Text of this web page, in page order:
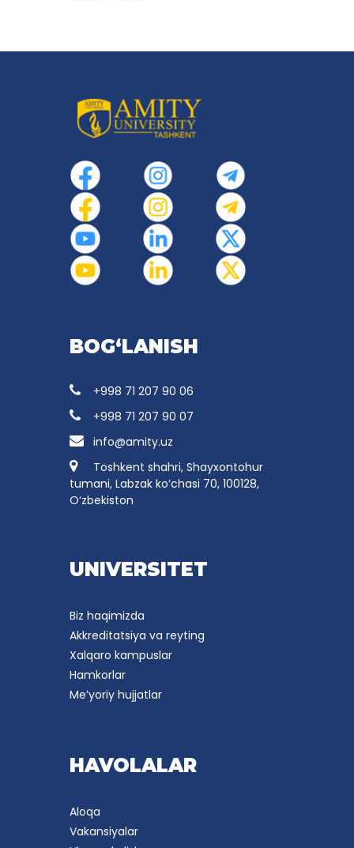
BOG‘LANISH
+998 71 207 90 06
+998 71 207 90 07
info@amity.uz
Toshkent shahri, Shayxontohur
tumani, Labzak ko‘chasi 70, 100128,
O‘zbekiston
UNIVERSITET
Biz haqimizda
Akkreditatsiya va reyting
Xalqaro kampuslar
Hamkorlar
Me’yoriy hujjatlar
HAVOLALAR
Aloqa
Vakansiyalar